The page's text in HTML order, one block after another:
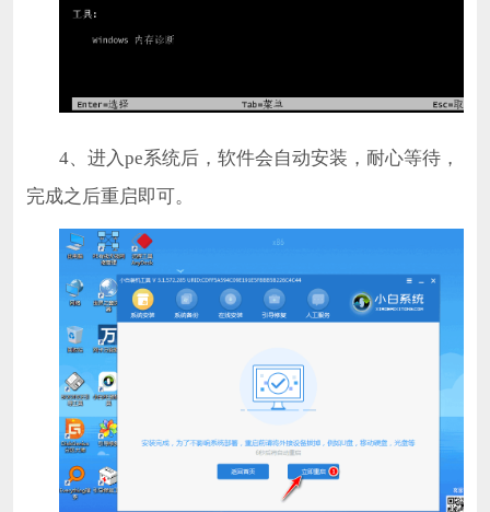
4、进入pe系统后，软件会自动安装，耐心等待，
完成之后重启即可。